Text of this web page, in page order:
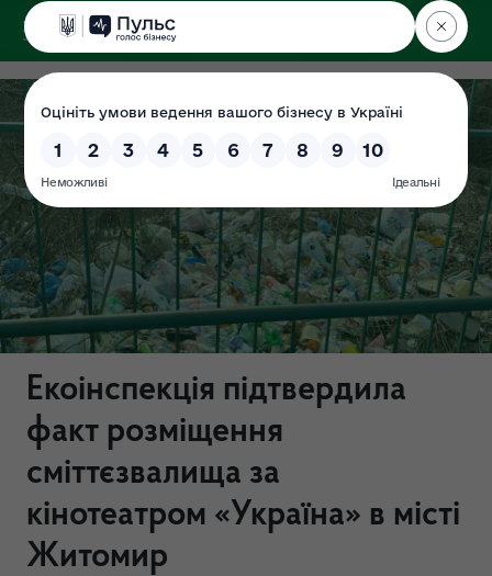
ДЕРЖЕКОІНСПЕКЦІЯ
Поліського округу
Екоінспекція підтвердила
факт розміщення
сміттєзвалища за
кінотеатром «Україна» в місті
Житомир